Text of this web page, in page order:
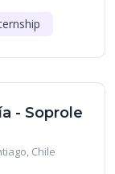
- Soprole
Chile